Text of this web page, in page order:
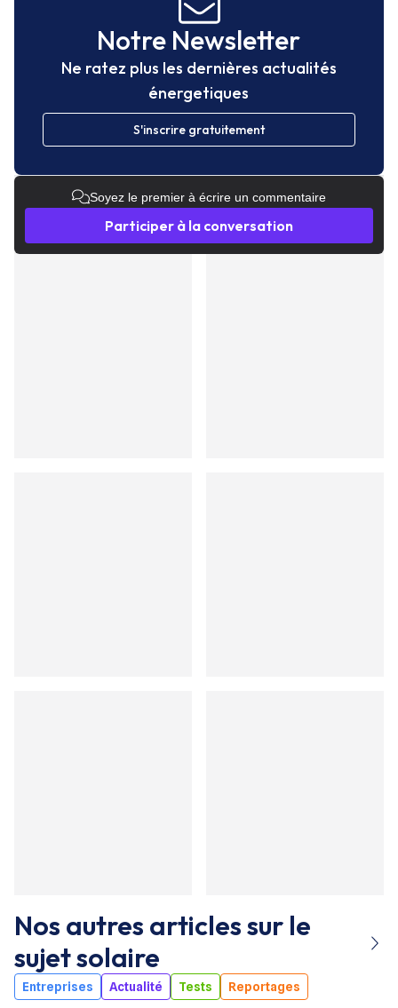
Notre Newsletter
Ne ratez plus les dernières actualités
énergetiques
S'inscrire gratuitement
Soyez le premier à écrire un commentaire
Participer à la conversation
Nos autres articles sur le
sujetsolaire
Entreprises Actualité Tests Reportages